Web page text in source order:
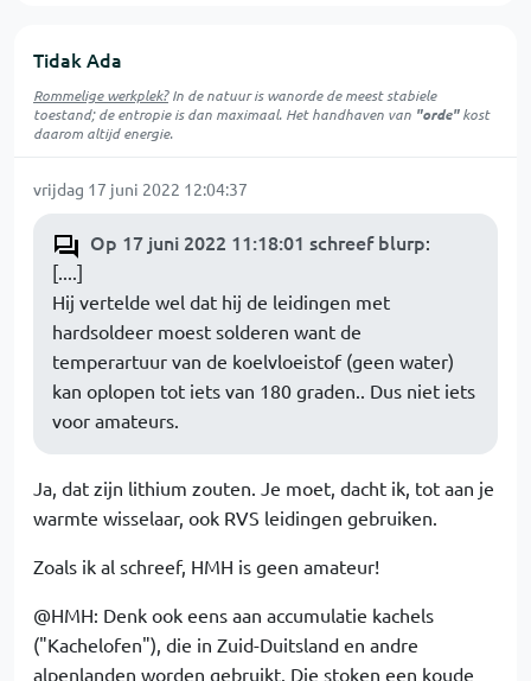
Tidak Ada
Rommelige werkplek?In de natuur iswanordede meest stabiele
toestand; de entropie is dan maximaal. Het handhaven van "orde"kost
daarom altijd energie.
vrijdag 17 juni 2022 12:04:37
Op 17 juni 2022 11:18:01 schreef blurp:
[....]
Hij vertelde wel dat hij de leidingen met
hardsoldeer moest solderen want de
temperartuur van de koelvloeistof (geen water)
kan oplopen tot iets van 180 graden.. Dus niet iets
voor amateurs.
Ja, dat zijn lithium zouten. Je moet, dacht ik, tot aan je
warmte wisselaar, ook RVS leidingen gebruiken.
Zoals ik al schreef, HMH is geen amateur!
@HMH: Denk ook eens aan accumulatie kachels
("Kachelofen"), die in Zuid-Duitsland en andre
alpenlanden worden gebruikt. Die stoken een koude